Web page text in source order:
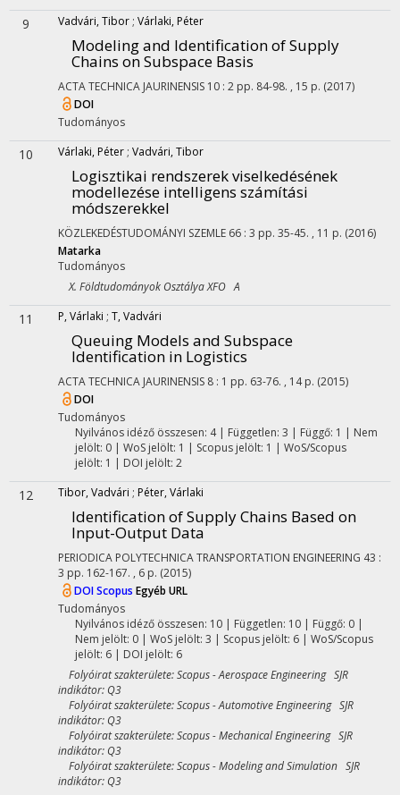
9 Vadvári, Tibor ; Várlaki, Péter
Modeling and Identification of Supply
Chains on Subspace Basis
ACTA TECHNICA JAURINENSIS 10 : 2 pp. 84-98. , 15 p. (2017)
DOI
Tudományos
10 Várlaki, Péter ; Vadvári, Tibor
Logisztikai rendszerek viselkedésének
modellezése intelligens számítási
módszerekkel
KÖZLEKEDÉSTUDOMÁNYI SZEMLE 66 : 3 pp. 35-45. , 11 p. (2016)
Matarka
Tudományos
X. Földtudományok Osztálya XFO A
11 P, Várlaki ; T, Vadvári
Queuing Models and Subspace
Identification in Logistics
ACTA TECHNICA JAURINENSIS 8 : 1 pp. 63-76. , 14 p. (2015)
DOI
Tudományos
Nyilvános idéző összesen: 4| Független: 3 | Függő: 1 | Nem
jelölt: 0 | WoS jelölt: 1 | Scopus jelölt: 1 | WoS/Scopus
jelölt: 1 | DOI jelölt: 2
12 Tibor, Vadvári ; Péter, Várlaki
Identification of Supply Chains Based on
Input-Output Data
PERIODICA POLYTECHNICA TRANSPORTATION ENGINEERING 43 :
3 pp. 162-167. , 6 p. (2015)
DOIScopus Egyéb URL
Tudományos
Nyilvános idéző összesen: 10| Független: 10 | Függő: 0 |
Nem jelölt: 0 | WoS jelölt: 3 | Scopus jelölt: 6 | WoS/Scopus
jelölt: 6 | DOI jelölt: 6
Folyóirat szakterülete: Scopus - Aerospace Engineering SJR
indikátor: Q3
Folyóirat szakterülete: Scopus - Automotive Engineering SJR
indikátor: Q3
Folyóirat szakterülete: Scopus - Mechanical Engineering SJR
indikátor: Q3
Folyóirat szakterülete: Scopus - Modeling and Simulation SJR
indikátor: Q3